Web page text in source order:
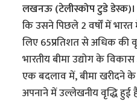
लखनऊ (टेलीस्कोप टुडे
कि उसने पिछले 2 वर्षों में
लिए 65प्रतिशत से अधिक की
भारतीय बीमा उद्योग के
एक बदलाव में, बीमा खरीदने
अपनाने में उल्लेखनीय वृद्धि हुई